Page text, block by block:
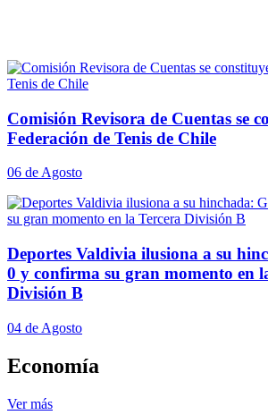
Comisión Revisora de Cuentas se
Federación de Tenis de Chile
06 de Agosto
Deportes Valdivia ilusiona a su
0 y confirma su gran momento en
División B
04 de Agosto
Economía
Ver más